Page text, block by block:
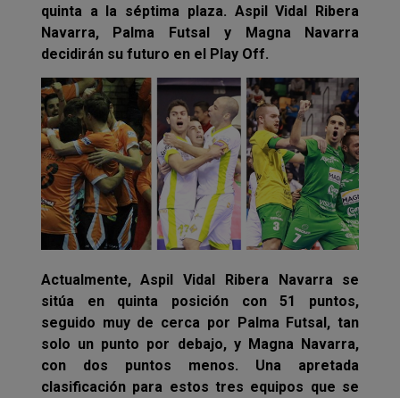
quinta a la séptima plaza. Aspil Vidal Ribera
Navarra, Palma Futsal y Magna Navarra
decidirán su futuro en el Play Off.
Actualmente, Aspil Vidal Ribera Navarra se
sitúa en quinta posición con 51 puntos,
seguido muy de cerca por Palma Futsal, tan
solo un punto por debajo, y Magna Navarra,
con dos puntos menos. Una apretada
clasificación para estos tres equipos que se